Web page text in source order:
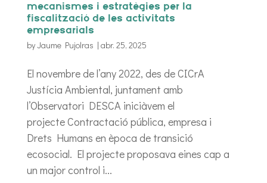
mecanismes i estratègies per la
fiscalització de les activitats
empresarials
byJaume Pujolras | abr. 25, 2025
El novembre de l’any 2022, des de CICrA
Justícia Ambiental, juntament amb
l’Observatori DESCA iniciàvem el
projecte Contractació pública, empresa i
Drets Humans en època de transició
ecosocial. El projecte proposava eines cap a
un major control i...